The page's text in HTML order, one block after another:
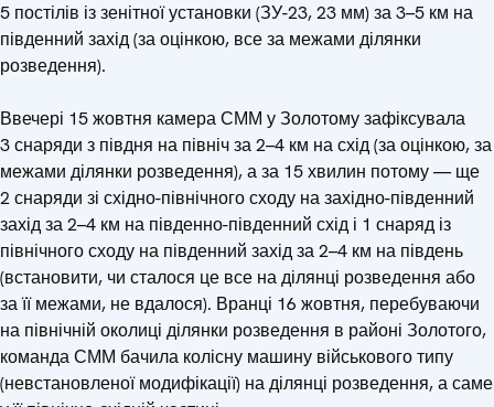
5 постілів із зенітної установки (ЗУ-23, 23 мм) за 3–5 км на
південний захід (за оцінкою, все за межами ділянки
розведення).
Ввечері 15 жовтня камера СММ у Золотому зафіксувала
3 снаряди з півдня на північ за 2–4 км на схід (за оцінкою, за
межами ділянки розведення), а за 15 хвилин потому — ще
2 снаряди зі східно-північного сходу на західно-південний
захід за 2–4 км на південно-південний схід і 1 снаряд із
північного сходу на південний захід за 2–4 км на південь
(встановити, чи сталося це все на ділянці розведення або
за її межами, не вдалося). Вранці 16 жовтня, перебуваючи
на північній околиці ділянки розведення в районі Золотого,
команда СММ бачила колісну машину військового типу
(невстановленої модифікації) на ділянці розведення, а саме